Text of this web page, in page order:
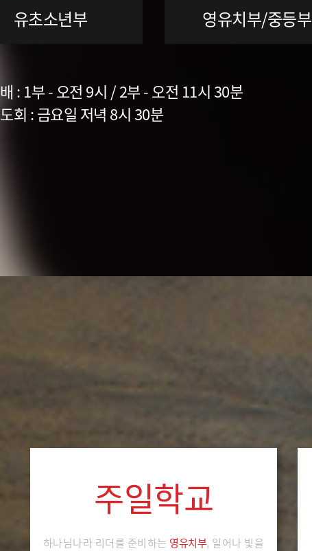
유초소년부 영유치부/중등부
: 1부 - 오전 9시 / 2부 - 오전 11시 30분
회 : 금요일 저녁 8시 30분
주일학교
하나님나라 리더를 준비하는 영유치부, 일어나 빛을